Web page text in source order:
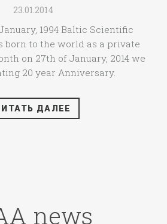
23.01.2014
1994 Baltic Scientific
born to the world as a private
on 27th of January, 2014 we
20 year Anniversary.
ДАЛЕЕ
news